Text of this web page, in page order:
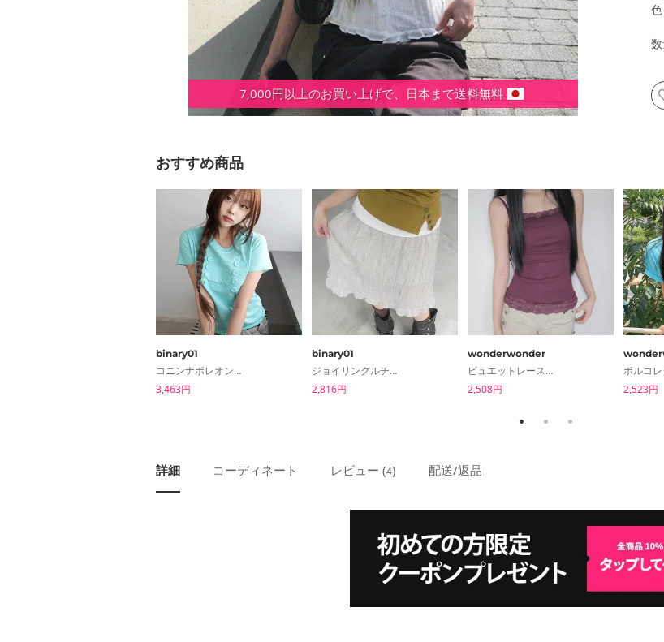
7,000円以上のお買い上げで、日本まで送料無料
おすすめ商品
binary01
コニンナポレオン半袖Tシャツ
3,463円
binary01
ジョイリンクルチェックスカート
2,816円
wonderwonder
ビュエットレースゴルジスリーブレス
2,508円
2,523円
詳細 コーディネート レビュー (4) 配送/返品